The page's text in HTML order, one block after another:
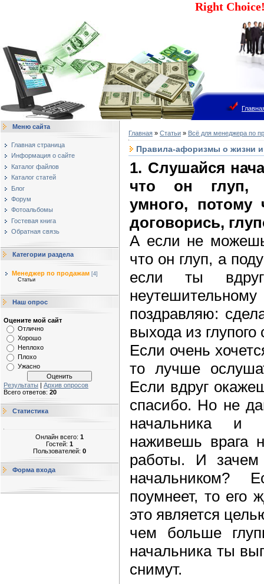
Right
Меню сайта
Главная страница
Информация о сайте
Каталог файлов
Каталог статей
Блог
Форум
Фотоальбомы
Гостевая книга
Обратная связь
Категории раздела
Менеджер по продажам [4]
Статьи
Наш опрос
Оцените мой сайт
Отлично
Хорошо
Неплохо
Плохо
Ужасно
Результаты | Архив опросов
Всего ответов: 20
Статистика
Онлайн всего: 1
Гостей: 1
Пользователей: 0
Форма входа
Главная » Статьи » Всё для менеджера по
Правила-афоризмы о жизни и
1. Слушайся
что он глуп,
умного,
договорись,
А если не
что он глуп, а
если ты
поздравляю:
выхода из глупого
Если очень
то лучше
Если вдруг
спасибо. Но не
начальника и
наживешь врага
работы. И
начальником?
поумнеет, то его
это является
чем больше
начальника ты
снимут.